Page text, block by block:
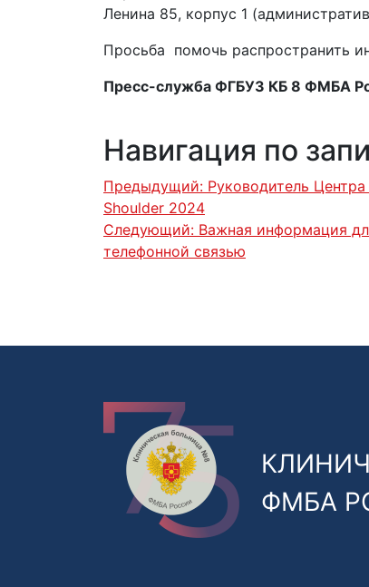
Ленина 85, корпус 1
Просьба помочь распространить
Пресс-служба ФГБУЗ КБ 8 ФМБА
Навигация по
Предыдущий: Руководитель
Shoulder 2024
Следующий: Важная информация
телефонной связью
ФМБА